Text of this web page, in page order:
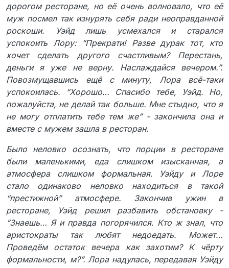
дорогом ресторане, но её очень волновало, что её
муж посмел так изнурять себя ради неоправданной
роскоши. Уэйд лишь усмехался и старался
успокоить Лору: “Прекрати! Разве дурак тот, кто
хочет сделать другого счастливым? Перестань,
деньги я уже не верну. Наслаждайся вечером.”.
Повозмущавшись ещё с минуту, Лора всё-таки
успокоилась. “Хорошо… Спасибо тебе, Уэйд. Но,
пожалуйста, не делай так больше. Мне стыдно, что я
не могу отплатить тебе тем же” - закончила она и
вместе с мужем зашла в ресторан.
Было неловко осознать, что порции в ресторане
были маленькими, еда слишком изысканная, а
атмосфера слишком формальная. Уэйду и Лоре
стало одинаково неловко находиться в такой
“престижной” атмосфере. Закончив ужин в
ресторане, Уэйд решил разбавить обстановку -
“Знаешь… Я и правда погорячился. Кто ж знал, что
аристократы так любят недоедать. Может…
Проведём остаток вечера как захотим? К чёрту
формальности, м?”. Лора надулась, передавая Уэйду